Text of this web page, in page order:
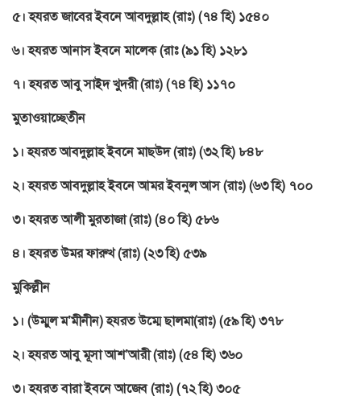
৫। হযরত জাবের ইবনে আবদুল্লাহ (রাঃ) (৭৪ হি) ১৫৪০
৬। হযরত আনাস ইবনে মালেক (রাঃ (৯১ হি) ১২৮১
৭। হযরত আবু সাইদ খুদরী (রাঃ) (৭৪ হি) ১১৭০
মুতাওয়াচ্ছেতীন
১। হযরত আবদুল্লাহ ইবনে মাছউদ (রাঃ) (৩২ হি) ৮৪৮
২। হযরত আবদুল্লাহ ইবনে আমর ইবনুল আস (রাঃ) (৬৩ হি) ৭০০
৩। হযরত আলী মুরতাজা (রাঃ) (৪০ হি) ৫৮৬
৪। হযরত উমর ফারুখ (রাঃ) (২৩ হি) ৫৩৯
মুকিল্লীন
১। (উম্মুল ম’মীনীন) হযরত উম্মে ছালমা(রাঃ) (৫৯ হি) ৩৭৮
২। হযরত আবু মূসা আশ’আরী (রাঃ) (৫৪ হি) ৩৬০
৩। হযরত বারা ইবনে আজেব (রাঃ) (৭২ হি) ৩০৫